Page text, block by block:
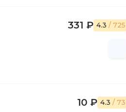
331 ₽ 4.3 / 725
10 ₽ 4.3 / 73